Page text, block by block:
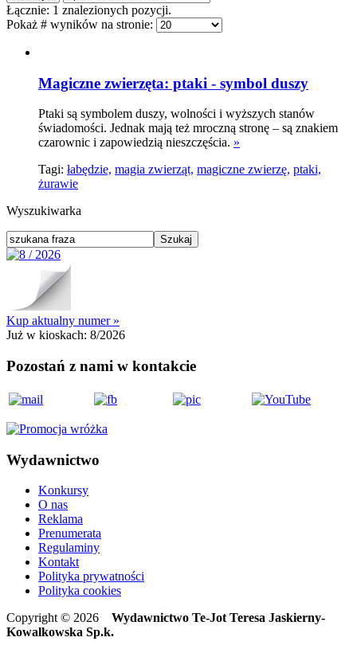
Łącznie: 1 znalezionych pozycji.
Pokaż # wyników na stronie:
Magiczne zwierzęta: ptaki - symbol duszy
Ptaki są symbolem duszy, wolności i wyższych stanów
świadomości. Jednak mają też mroczną stronę – są znakiem
czarownic i zapowiedzią nieszczęścia. »
Tagi: łabędzie, magia zwierząt, magiczne zwierzę, ptaki,
żurawie
Wyszukiwarka
Kup aktualny numer »
Już w kioskach: 8/2026
Pozostań z nami w kontakcie
Wydawnictwo
Konkursy
O nas
Reklama
Prenumerata
Regulaminy
Kontakt
Polityka prywatności
Polityka cookies
Copyright © 2026 Wydawnictwo Te-Jot Teresa Jaskierny-
Kowalkowska Sp.k.